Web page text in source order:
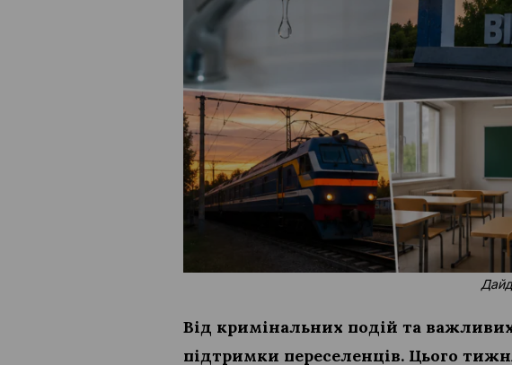
Від кримінальних подій та
підтримки переселенців. Цього